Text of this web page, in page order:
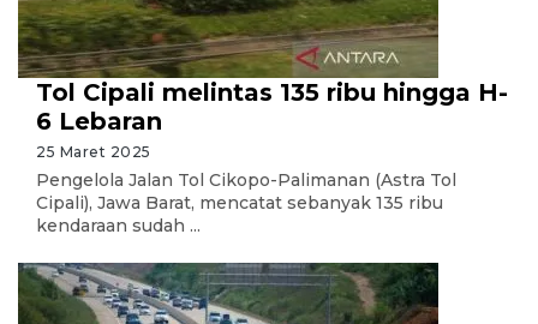
Tol Cipali melintas 135 ribu hingga H-
6 Lebaran
25 Maret 2025
Pengelola Jalan Tol Cikopo-Palimanan (Astra Tol
Cipali), Jawa Barat, mencatat sebanyak 135 ribu
kendaraan sudah ...